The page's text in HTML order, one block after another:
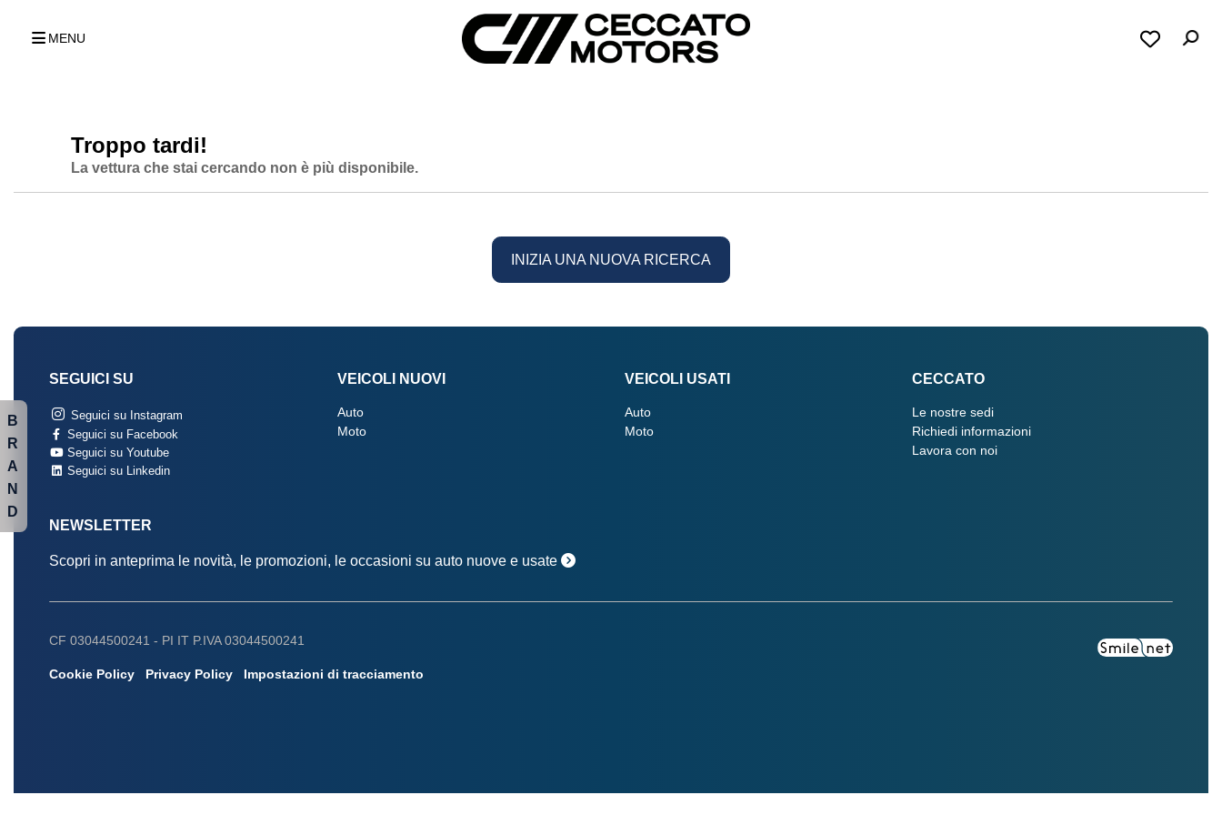
MENU
Troppo tardi!
La vettura che stai cercando non è più disponibile.
INIZIA UNA NUOVA RICERCA
SEGUICI SU
Seguici su Instagram
Seguici su Facebook
Seguici su Youtube
Seguici su Linkedin
VEICOLI NUOVI
Auto
Moto
VEICOLI USATI
Auto
Moto
CECCATO
Le nostre sedi
Richiedi informazioni
Lavora con noi
NEWSLETTER
Scopri in anteprima le novità, le promozioni, le occasioni su auto nuove e usate
CF 03044500241 - PI IT P.IVA 03044500241
Cookie Policy Privacy Policy Impostazioni di tracciamento
B
R
A
N
D